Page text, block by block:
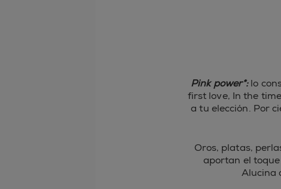
Pink power*:lo
first love, In the
a tu elección. Por
Oros, platas,
aportan el
Alucina